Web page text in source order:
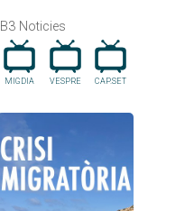
IB3 Noticies
MIGDIA VESPRE CAP.SET